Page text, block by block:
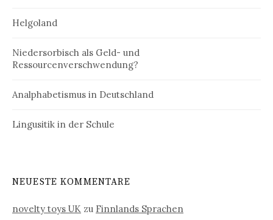
Helgoland
Niedersorbisch als Geld- und
Ressourcenverschwendung?
Analphabetismus in Deutschland
Lingusitik in der Schule
NEUESTE KOMMENTARE
novelty toys UK zu Finnlands Sprachen